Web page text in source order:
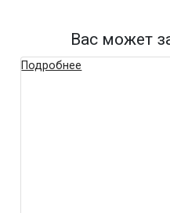
Вас может
Подробнее